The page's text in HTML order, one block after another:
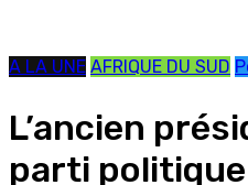
A LA UNE AFRIQUE DU SUD
L’ancien
parti politique